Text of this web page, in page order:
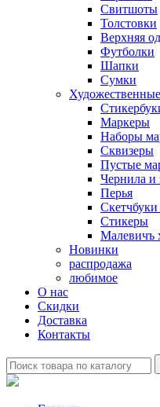
Свитшоты
Толстовки
Верхняя
Футболки
Шапки
Сумки
Маркеры
Наборы
Сквизеры
Пустые
Чернила и
Перья
Стикеры
Малевичъ
Новинки
распродажа
любимое
О нас
Скидки
Доставка
Контакты